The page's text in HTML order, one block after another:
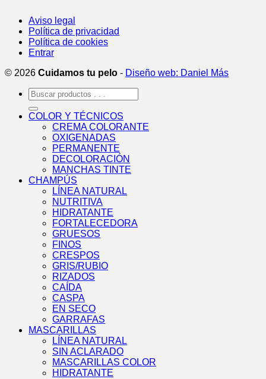
Aviso legal
Política de privacidad
Política de cookies
Entrar
© 2026 Cuidamos tu pelo - Diseño web: Daniel Más
Buscar
por:
COLOR Y TÉCNICOS
CREMA COLORANTE
OXIGENADAS
PERMANENTE
DECOLORACIÓN
MANCHAS TINTE
CHAMPÚS
LÍNEA NATURAL
NUTRITIVA
HIDRATANTE
FORTALECEDORA
GRUESOS
FINOS
CRESPOS
GRIS/RUBIO
RIZADOS
CAÍDA
CASPA
EN SECO
GARRAFAS
MASCARILLAS
LÍNEA NATURAL
SIN ACLARADO
MASCARILLAS COLOR
HIDRATANTE